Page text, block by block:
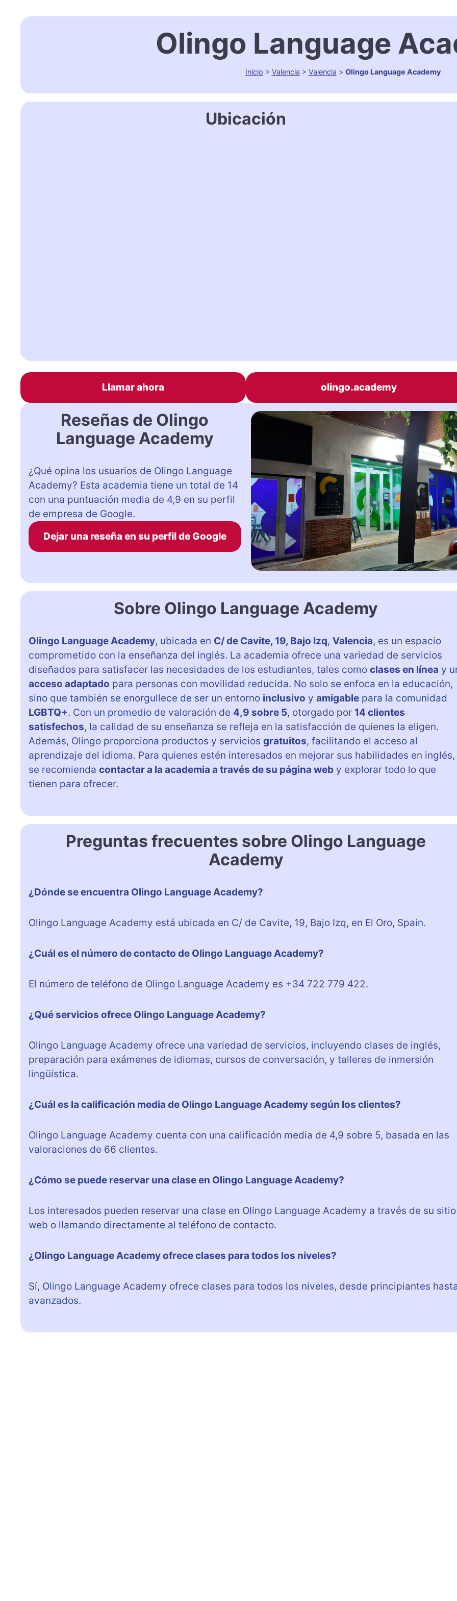
Olingo Language
Inicio > Valencia > Valencia > Olingo Language Academy
Ubicación
Llamar ahora olingo.academy
Reseñas de Olingo
Language Academy
¿Qué opina los usuarios de Olingo Language
Academy? Esta academia tiene un total de 14
con una puntuación media de 4,9 en su perfil
de empresa de Google.
Dejar una reseña en su perfil de Google
Sobre Olingo Language Academy
Olingo Language Academy, ubicada en C/ de Cavite, 19, Bajo Izq, Valencia, es un espacio
comprometido con la enseñanza del inglés. La academia ofrece una variedad de servicios
diseñados para satisfacer las necesidades de los estudiantes, tales como clases en línea y
acceso adaptado para personas con movilidad reducida. No solo se enfoca en la educación,
sino que también se enorgullece de ser un entorno inclusivo y amigable para la comunidad
LGBTQ+. Con un promedio de valoración de 4,9 sobre 5, otorgado por 14 clientes
satisfechos, la calidad de su enseñanza se refleja en la satisfacción de quienes la eligen.
Además, Olingo proporciona productos y servicios gratuitos, facilitando el acceso al
aprendizaje del idioma. Para quienes estén interesados en mejorar sus habilidades en inglés,
se recomienda contactar a la academia a través de su página web y explorar todo lo que
tienen para ofrecer.
Preguntas frecuentes sobre Olingo Language
Academy
¿Dónde se encuentra Olingo Language Academy?
Olingo Language Academy está ubicada en C/ de Cavite, 19, Bajo Izq, en El Oro, Spain.
¿Cuál es el número de contacto de Olingo Language Academy?
El número de teléfono de Olingo Language Academy es +34 722 779 422.
¿Qué servicios ofrece Olingo Language Academy?
Olingo Language Academy ofrece una variedad de servicios, incluyendo clases de inglés,
preparación para exámenes de idiomas, cursos de conversación, y talleres de inmersión
lingüística.
¿Cuál es la calificación media de Olingo Language Academy según los clientes?
Olingo Language Academy cuenta con una calificación media de 4,9 sobre 5, basada en las
valoraciones de 66 clientes.
¿Cómo se puede reservar una clase en Olingo Language Academy?
Los interesados pueden reservar una clase en Olingo Language Academy a través de su sitio
web o llamando directamente al teléfono de contacto.
¿Olingo Language Academy ofrece clases para todos los niveles?
Sí, Olingo Language Academy ofrece clases para todos los niveles, desde principiantes
avanzados.